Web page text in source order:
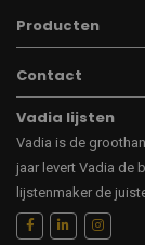
Producten
Contact
Vadia lijsten
Vadia is de
jaar levert Vadia de
lijstenmaker de